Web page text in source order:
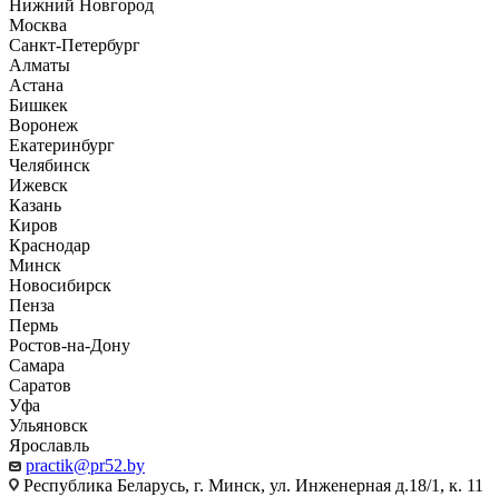
Нижний Новгород
Москва
Санкт-Петербург
Алматы
Астана
Бишкек
Воронеж
Екатеринбург
Челябинск
Ижевск
Казань
Киров
Краснодар
Минск
Новосибирск
Пенза
Пермь
Ростов-на-Дону
Самара
Саратов
Уфа
Ульяновск
Ярославль
practik@pr52.by
Республика Беларусь, г. Минск, ул. Инженерная д.18/1, к. 11